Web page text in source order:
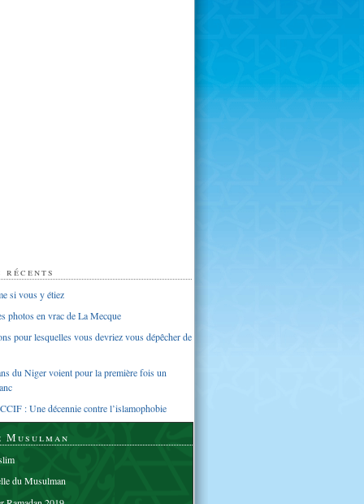
si vous y étiez
photos en vrac de La Mecque
pour lesquelles vous devriez vous dépêcher de
du Niger voient pour la première fois un
: Une décennie contre l’islamophobie
Musulman
du Musulman